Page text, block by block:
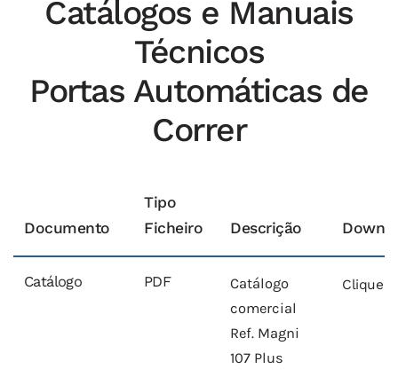
Catálogos e Manuais
Técnicos
Portas Automáticas de
Correr
Documento
Tipo
Ficheiro
Descrição
Catálogo PDF
Catálogo
comercial
Ref. Magni
107 Plus
Clique